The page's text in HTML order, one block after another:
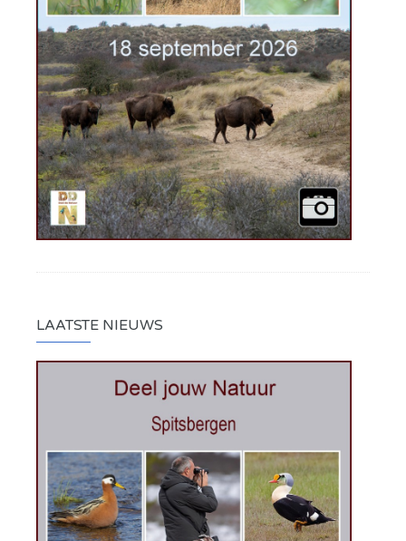
LAATSTE NIEUWS